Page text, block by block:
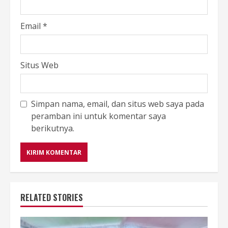
Email *
Situs Web
Simpan nama, email, dan situs web saya pada
peramban ini untuk komentar saya
berikutnya.
RELATED STORIES